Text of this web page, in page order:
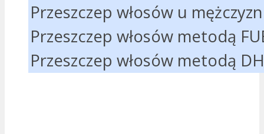
Przeszczep włosów u mężczyzn
Przeszczep włosów metodą
Przeszczep włosów metodą